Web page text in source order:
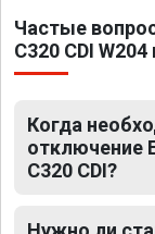
Частые
C320 CDI
Когда
отключение
C320 CDI?